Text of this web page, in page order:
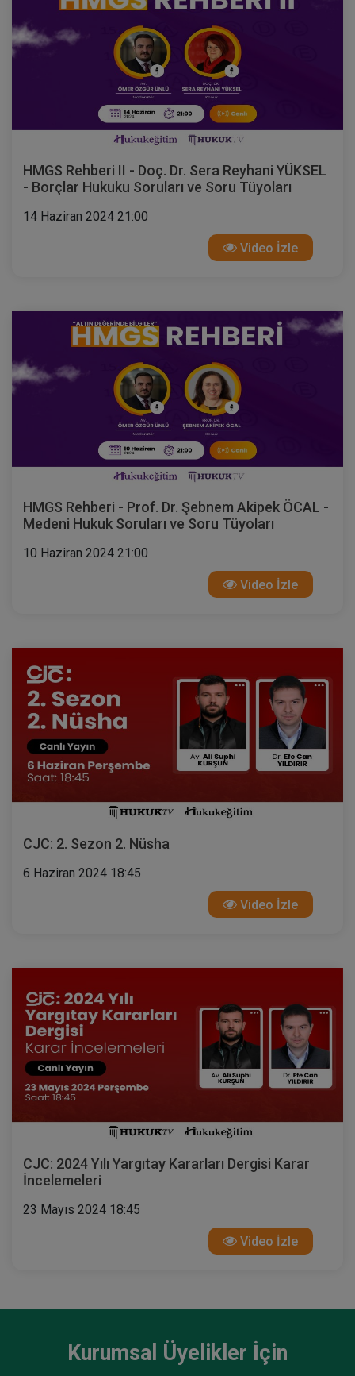
HMGS Rehberi II - Doç. Dr. Sera Reyhani YÜKSEL
- Borçlar Hukuku Soruları ve Soru Tüyoları
14 Haziran 2024 21:00
Video İzle
HMGS Rehberi - Prof. Dr. Şebnem Akipek ÖCAL -
Medeni Hukuk Soruları ve Soru Tüyoları
10 Haziran 2024 21:00
Video İzle
CJC: 2. Sezon 2. Nüsha
6 Haziran 2024 18:45
Video İzle
CJC: 2024 Yılı Yargıtay Kararları Dergisi Karar
İncelemeleri
23 Mayıs 2024 18:45
Video İzle
Kurumsal Üyelikler İçin